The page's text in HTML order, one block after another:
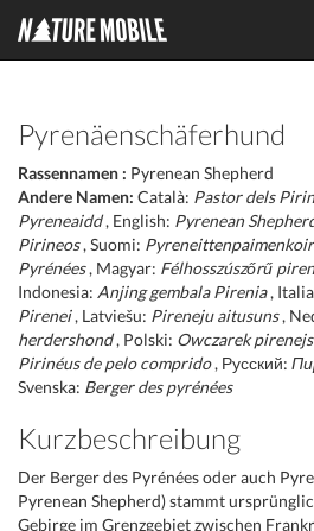
Pyrenäenschäferhund
Rassennamen : Pyrenean Shepherd
Andere Namen: Català: Pastor dels
Pyreneaidd, English: Pyrenean
Pirineos, Suomi:
Pyrénées, Magyar: Félhosszúszőrű
Indonesia: Anjing gembala Pirenia,
Pirenei, Latviešu: Pireneju aitusuns,
herdershond, Polski: Owczarek
Pirinéus de pelo comprido, Русский:
Svenska: Berger des pyrénées
Kurzbeschreibung
Der Berger des Pyrénées oder auch
Pyrenean Shepherd) stammt
Gebirge im Grenzgebiet zwischen